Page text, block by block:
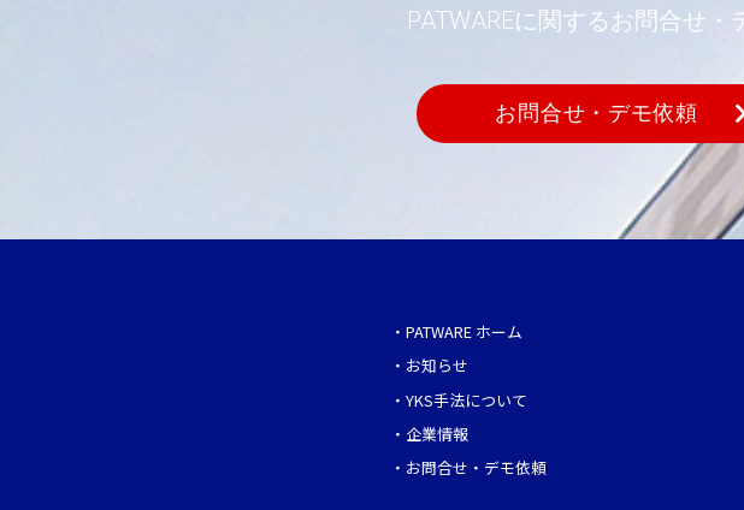
PATWAREに関するお問合せ
お問合せ・デモ依頼
・ PATWARE ホーム
・ お知らせ
・ YKS手法について
・ 企業情報
・ お問合せ・デモ依頼